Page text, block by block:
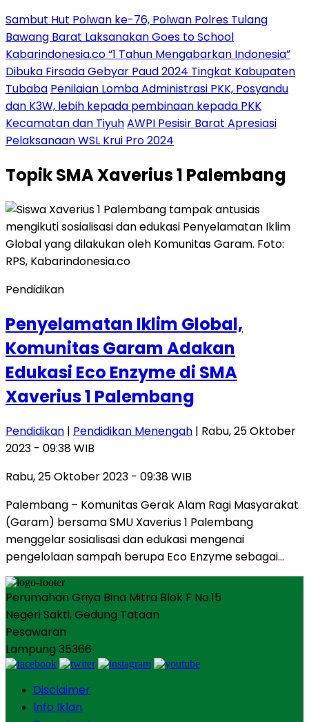
Sambut Hut Polwan ke-76, Polwan Polres Tulang
Bawang Barat Laksanakan Goes to School
Kabarindonesia.co “1 Tahun Mengabarkan Indonesia”
Dibuka Firsada Gebyar Paud 2024 Tingkat Kabupaten
Tubaba Penilaian Lomba Administrasi PKK, Posyandu
dan K3W, lebih kepada pembinaan kepada PKK
Kecamatan dan TiyuhAWPI Pesisir Barat Apresiasi
Pelaksanaan WSL Krui Pro 2024
TopikSMA Xaverius 1 Palembang
Pendidikan
Penyelamatan Iklim Global,
Komunitas Garam Adakan
Edukasi Eco Enzyme di SMA
Xaverius 1 Palembang
Pendidikan | Pendidikan Menengah | Rabu, 25 Oktober
2023 - 09:38 WIB
Rabu, 25 Oktober 2023 - 09:38 WIB
Palembang – Komunitas Gerak Alam Ragi Masyarakat
(Garam) bersama SMU Xaverius 1 Palembang
menggelar sosialisasi dan edukasi mengenai
pengelolaan sampah berupa Eco Enzyme sebagai…
Perumahan Griya Bina Mitra Blok F No.15
Negeri Sakti, Gedung Tataan
Pesawaran
Lampung 35366
Disclaimer
Info Iklan